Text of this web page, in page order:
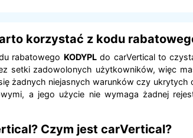
korzystać z kodu
rabatowego KODYPLdo carVertical to
setki zadowolonych użytkowników, więc
żadnych niejasnych warunków czy ukrytych
a jego użycie nie wymaga żadnej
Czym jest carVertical?